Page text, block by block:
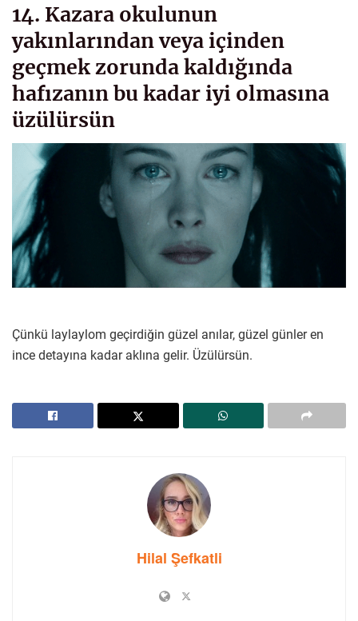
14. Kazara okulunun
yakınlarından veya içinden
geçmek zorunda kaldığında
hafızanın bu kadar iyi olmasına
üzülürsün
Çünkü laylaylom geçirdiğin güzel anılar, güzel günler en
ince detayına kadar aklına gelir. Üzülürsün.
Hilal Şefkatli